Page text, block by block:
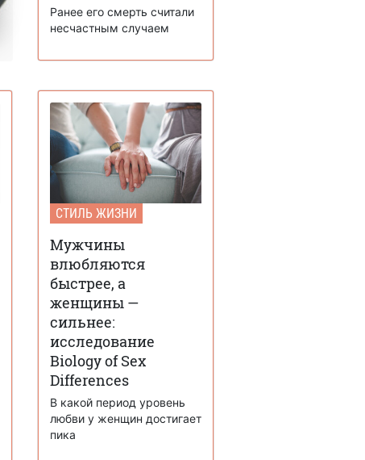
Ранее его смерть считали
несчастным случаем
СТИЛЬ ЖИЗНИ
Мужчины
влюбляются
быстрее, а
женщины —
сильнее:
исследование
Biology of Sex
Differences
В какой период уровень
любви у женщин достигает
пика